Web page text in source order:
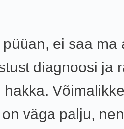
ei saa ma
diagnoosi ja
hakka. Võimalikke
väga palju,